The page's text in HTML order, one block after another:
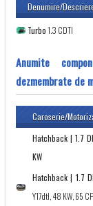
Denumire/
Turbo1.3 CDTI
Anumite
dezmembrate de
Caroserie/
Hatchback | 1.7
KW
Hatchback | 1.7 DI
Y17dtl, 48 KW, 65 CP